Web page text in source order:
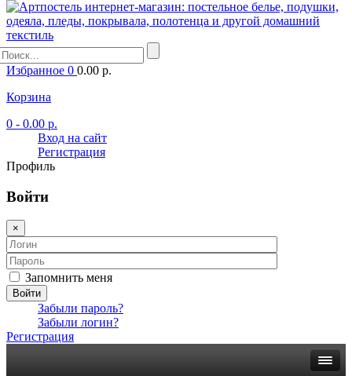
Избранное 0 0.00 р.
Корзина
0 - 0.00 р.
Вход на сайт
Регистрация
Профиль
Войти
×
Запомнить меня
Войти
Забыли пароль?
Забыли логин?
Регистрация